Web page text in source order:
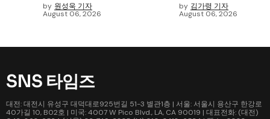
by 원성욱 기자
August 06, 2026
by 김가령 기자
August 06, 2026
SNS 타임즈
대전: 대전시 유성구 대덕대로925번길 51-3 별관1층 | 서울: 서울시 용산구 한강로
40가길 10, B02호 | 미국: 4007 W Pico Blvd., LA, CA 90019 | 대표전화: (대전)